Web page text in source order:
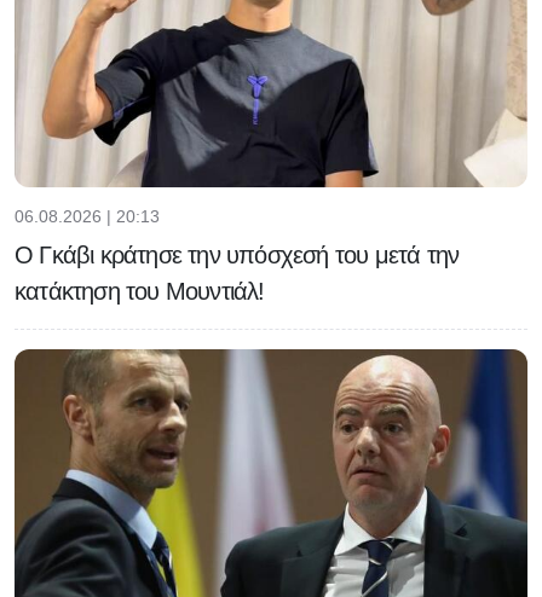
06.08.2026 | 20:13
Ο Γκάβι κράτησε την υπόσχεσή του μετά την
κατάκτηση του Μουντιάλ!